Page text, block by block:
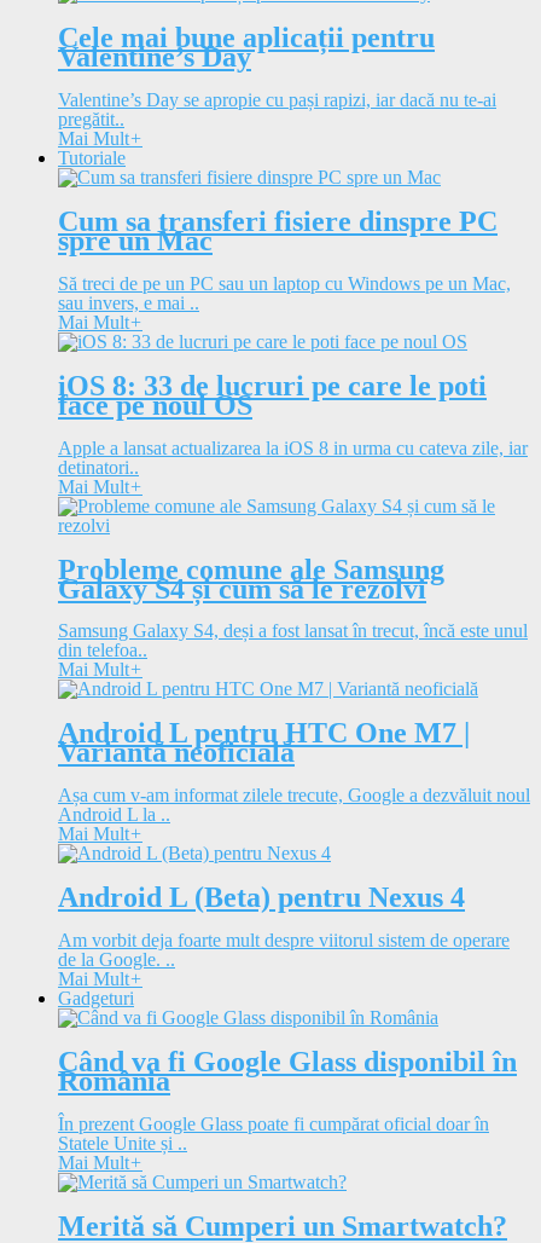
Cele mai bune aplicații pentru
Valentine’s Day
Valentine’s Day se apropie cu pași rapizi, iar dacă nu te-ai
pregătit..
Mai Mult+
Tutoriale
Cum sa transferi fisiere dinspre PC
spre un Mac
Să treci de pe un PC sau un laptop cu Windows pe un Mac,
sau invers, e mai ..
Mai Mult+
iOS 8: 33 de lucruri pe care le poti
face pe noul OS
Apple a lansat actualizarea la iOS 8 in urma cu cateva zile, iar
detinatori..
Mai Mult+
Probleme comune ale Samsung
Galaxy S4 și cum să le rezolvi
Samsung Galaxy S4, deși a fost lansat în trecut, încă este unul
din telefoa..
Mai Mult+
Android L pentru HTC One M7 |
Variantă neoficială
Așa cum v-am informat zilele trecute, Google a dezvăluit noul
Android L la ..
Mai Mult+
Android L (Beta) pentru Nexus 4
Am vorbit deja foarte mult despre viitorul sistem de operare
de la Google. ..
Mai Mult+
Gadgeturi
Când va fi Google Glass disponibil în
România
În prezent Google Glass poate fi cumpărat oficial doar în
Statele Unite și ..
Mai Mult+
Merită să Cumperi un Smartwatch?